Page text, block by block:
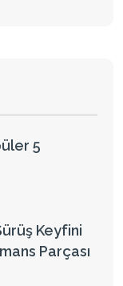
5
Keyfini
Parçası